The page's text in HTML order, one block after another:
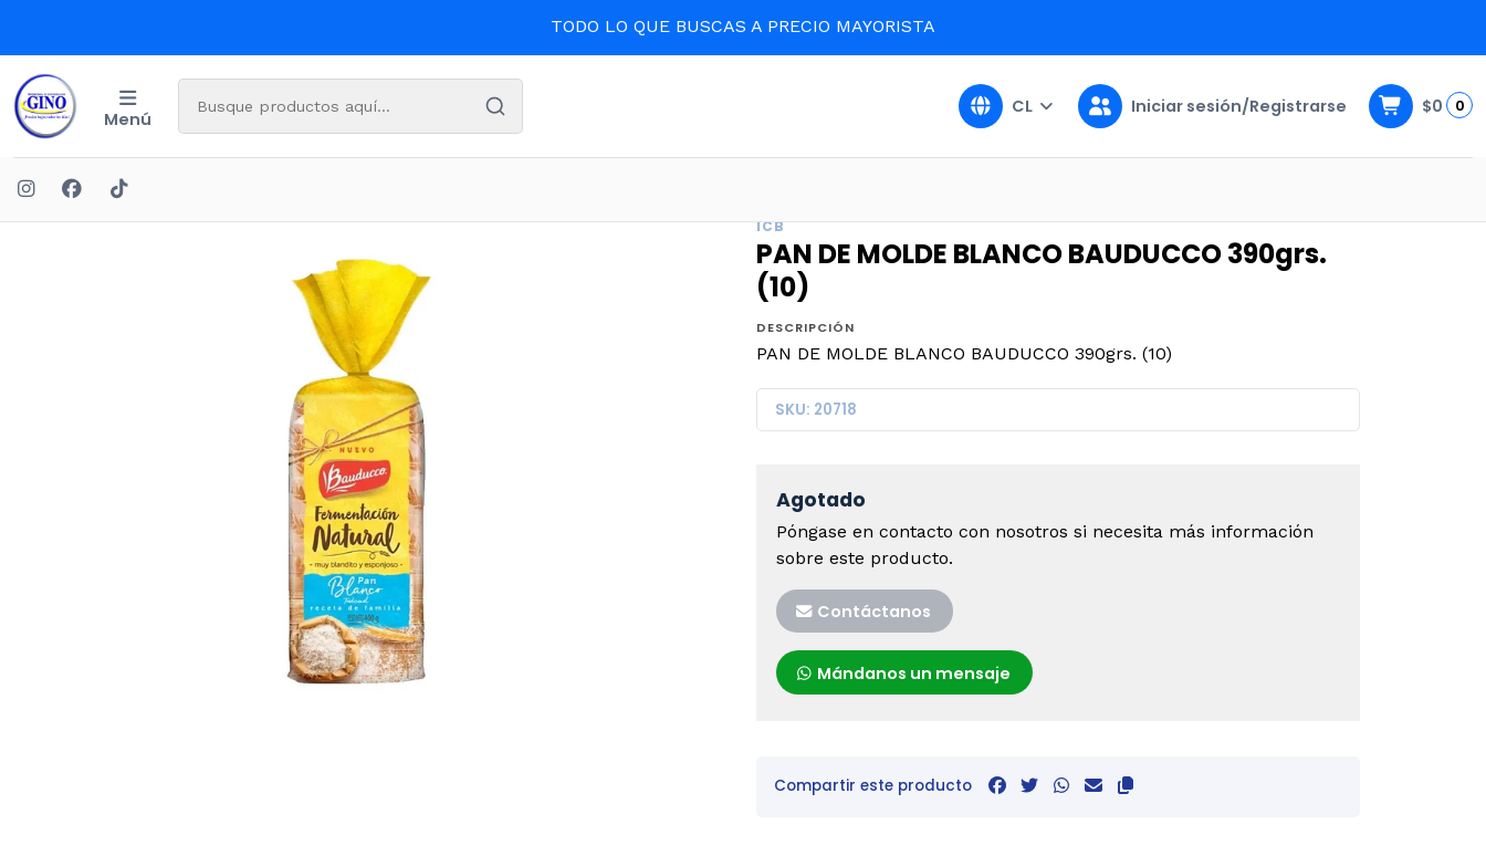
TODO LO QUE BUSCAS A PRECIO MAYORISTA
Menú
CL Iniciar sesión/Registrarse $0 0
ICB
PAN DE MOLDE BLANCO BAUDUCCO 390grs.
(10)
DESCRIPCIÓN
PAN DE MOLDE BLANCO BAUDUCCO 390grs. (10)
SKU: 20718
Agotado
Póngase en contacto con nosotros si necesita más información
sobre este producto.
Contáctanos
Mándanos un mensaje
Compartir este producto